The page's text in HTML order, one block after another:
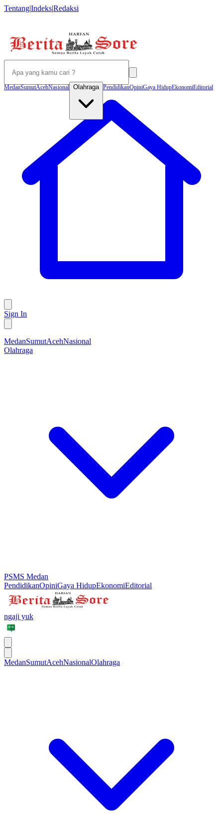
Tentang|Indeks|Redaksi
MedanSumutAcehNasional Olahraga PendidikanOpiniGaya HidupEkonomiEditorial
Sign In
MedanSumutAcehNasional
Olahraga
PSMS Medan
PendidikanOpiniGaya HidupEkonomiEditorial
ngaji yuk
MedanSumutAcehNasionalOlahraga